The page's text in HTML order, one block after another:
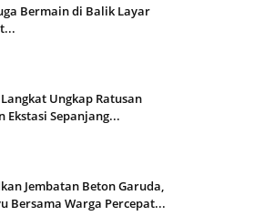
Bermain di Balik Layar
Ungkap Ratusan
Ekstasi Sepanjang...
Jembatan Beton Garuda,
Bersama Warga Percepat...